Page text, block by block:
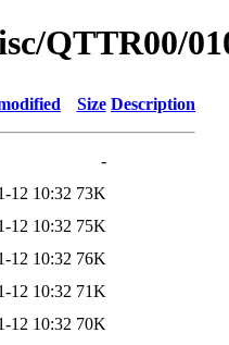
QTTR00/
Size Description
-
12 10:32 73K
12 10:32 75K
12 10:32 76K
12 10:32 71K
12 10:32 70K